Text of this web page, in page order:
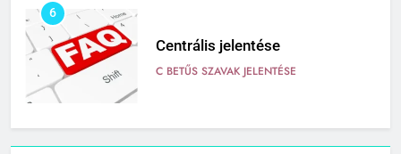
6
Centrális jelentése
C BETŰS SZAVAK JELENTÉSE
7